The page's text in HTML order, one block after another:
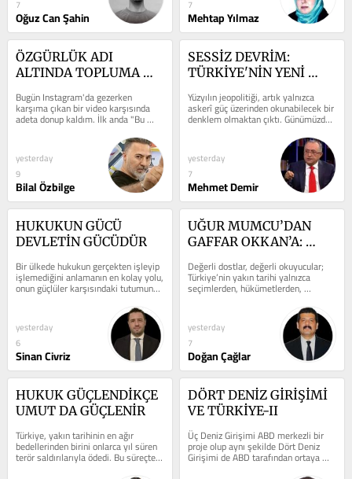
7
Oğuz Can Şahin
7
Mehtap Yılmaz
ÖZGÜRLÜK ADI
ALTINDA TOPLUMA
PAZARLANAMAZ!
Bugün Instagram'da gezerken
karşıma çıkan bir video karşısında
adeta donup kaldım. İlk anda "Bu
kesin yapay zekâ ile...
yesterday
9
Bilal Özbilge
SESSİZ DEVRİM:
TÜRKİYE'NİN YENİ
YÜZYIL STRATEJİSİ
Yüzyılın jeopolitiği, artık yalnızca
askerî güç üzerinden okunabilecek bir
denklem olmaktan çıktı. Günümüzde
devletlerin uluslararası...
yesterday
7
Mehmet Demir
HUKUKUN GÜCÜ
DEVLETİN GÜCÜDÜR
Bir ülkede hukukun gerçekten işleyip
işlemediğini anlamanın en kolay yolu,
onun güçlüler karşısındaki tutumuna
bakmaktır. Kanunlar...
yesterday
6
Sinan Civriz
UĞUR MUMCU’DAN
GAFFAR OKKAN’A:
TÜRKİYE
Değerli dostlar, değerli okuyucular;
Türkiye’nin yakın tarihi yalnızca
seçimlerden, hükümetlerden,
darbelerden ve siyasi kavgalardan
yesterday
7
Doğan Çağlar
HUKUK GÜÇLENDİKÇE
UMUT DA GÜÇLENİR
Türkiye, yakın tarihinin en ağır
bedellerinden birini onlarca yıl süren
terör saldırılarıyla ödedi. Bu süreçte
binlerce insan hayatını...
DÖRT DENİZ GİRİŞİMİ
VE TÜRKİYE-II
Üç Deniz Girişimi ABD merkezli bir
proje olup aynı şekilde Dört Deniz
Girişimi de ABD tarafından ortaya
konulan bir projedir. Bu proje ABD...